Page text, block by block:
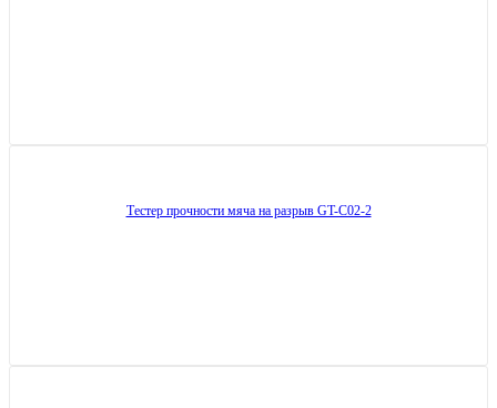
Тестер прочности мяча на разрыв GT-C02-2